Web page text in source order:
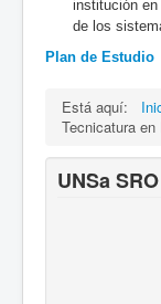
institución
de los
Plan de Estudio
Está aquí:
Tecnicatura
UNSa